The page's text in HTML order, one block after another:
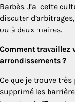
Barbès. J’ai cette
discuter
ou à deux maires.
Comment travaillez
arrondissements ?
Ce que je trouve très
supprimé les